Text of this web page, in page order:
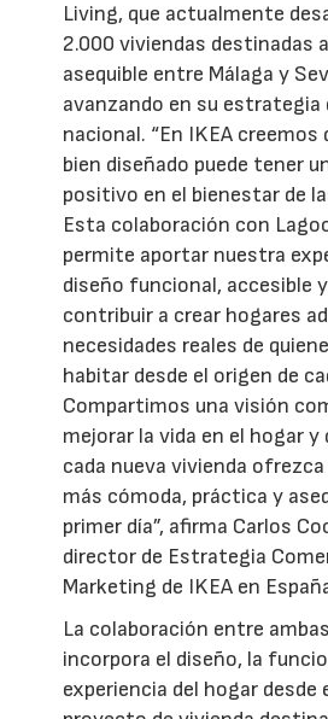
Living, que actualmente
2.000 viviendas destinadas
asequible entre Málaga y
avanzando en su estrategia
nacional. “En IKEA creemos
bien diseñado puede tener
positivo en el bienestar de
Esta colaboración con
permite aportar nuestra
diseño funcional, accesible
contribuir a crear hogares
necesidades reales de
habitar desde el origen de
Compartimos una visión
mejorar la vida en el hogar y
cada nueva vivienda
más cómoda, práctica y
primer día”, afirma Carlos
director de Estrategia
Marketing de IKEA en
La colaboración entre
incorpora el diseño, la
experiencia del hogar desde